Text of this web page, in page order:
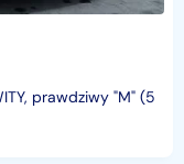
prawdziwy "M"